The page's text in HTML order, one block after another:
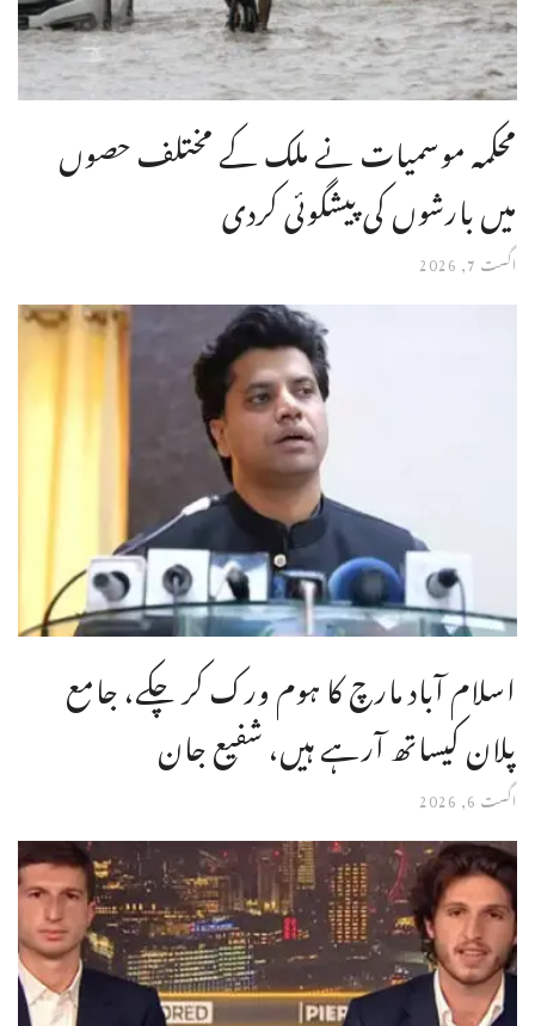
محکمہ موسمیات نے ملک کے مختلف حصوں
میں بارشوں کی پیشگوئی کردی
اگست 7, 2026
اسلام آباد مارچ کا ہوم ورک کر چکے، جامع
پلان کیساتھ آرہے ہیں، شفیع جان
اگست 6, 2026